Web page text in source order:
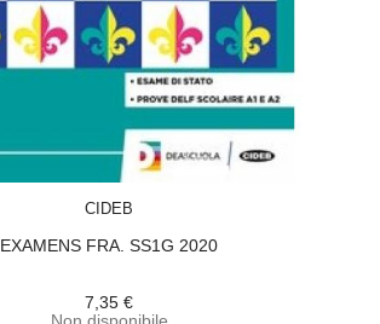
CIDEB
EXAMENS FRA. SS1G 2020
7,35 €